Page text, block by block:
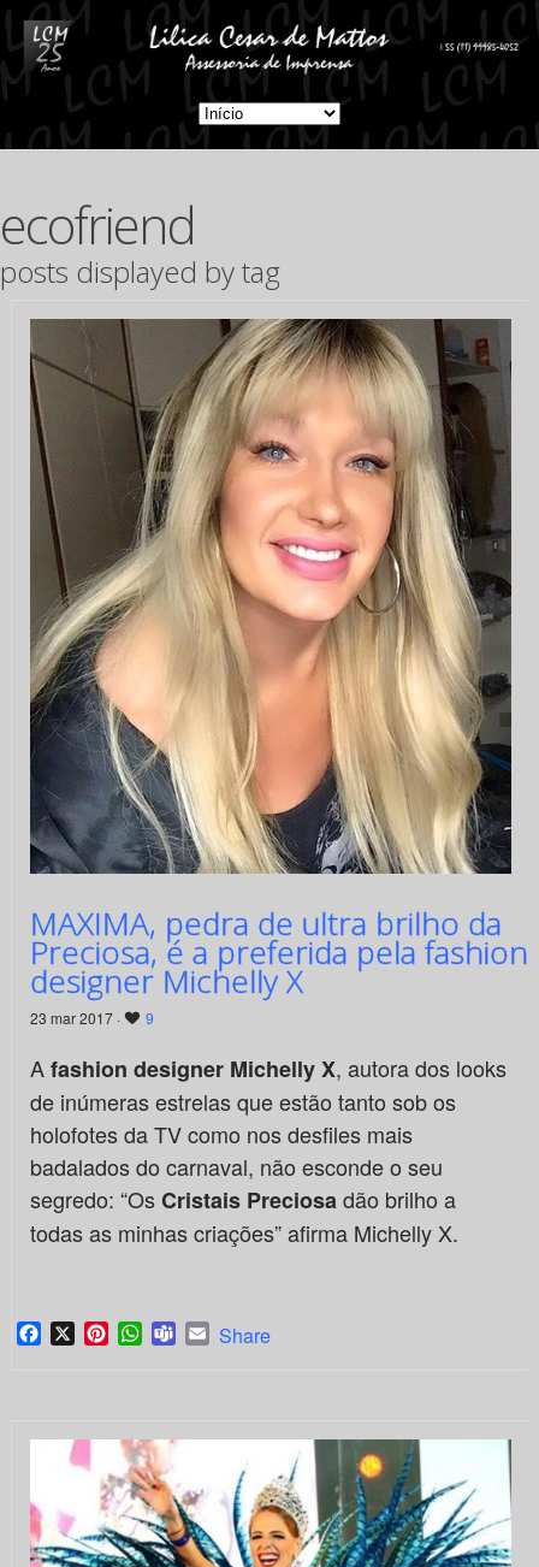
ecofriend
posts displayed by tag
MAXIMA, pedra de ultra brilho da
Preciosa, é a preferida pela fashion
designer Michelly X
23 mar 2017 · 9
Afashion designer Michelly X, autora dos looks
de inúmeras estrelas que estão tanto sob os
holofotes da TV como nos desfiles mais
badalados do carnaval, não esconde o seu
segredo: “OsCristais Preciosadão brilho a
todas as minhas criações” afirma Michelly X.
Facebook
X PinterestWhatsApp
TeamsEmail
Share